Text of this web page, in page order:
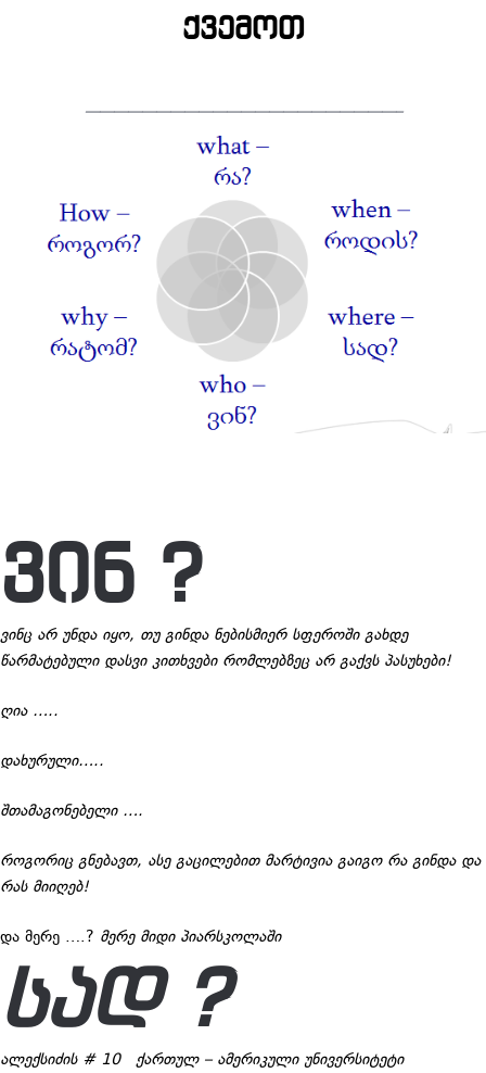
ქვემოთ
——————————————————————–
ᲕᲘᲜ ?
ვინც არ უნდა იყო, თუ გინდა ნებისმიერ სფეროში გახდე
წარმატებული დასვი კითხვები რომლებზეც არ გაქვს პასუხები!
ღია …..
დახურული…..
შთამაგონებელი ….
როგორიც გნებავთ, ასე გაცილებით მარტივია გაიგო რა გინდა და
რას მიიღებ!
და მერე ….? მერე მიდი პიარსკოლაში
ᲡᲐᲓ ?
ალექსიძის # 10 ქართულ – ამერიკული უნივერსიტეტი